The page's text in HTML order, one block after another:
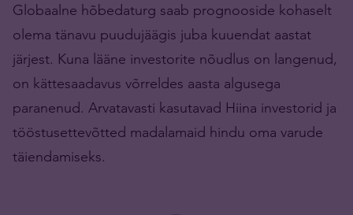
Globaalne hõbedaturg saab prognooside kohaselt
olema tänavu puudujäägis juba kuuendat aastat
järjest. Kuna lääne investorite nõudlus on langenud,
on kättesaadavus võrreldes aasta algusega
paranenud. Arvatavasti kasutavad Hiina investorid ja
tööstusettevõtted madalamaid hindu oma varude
täiendamiseks.